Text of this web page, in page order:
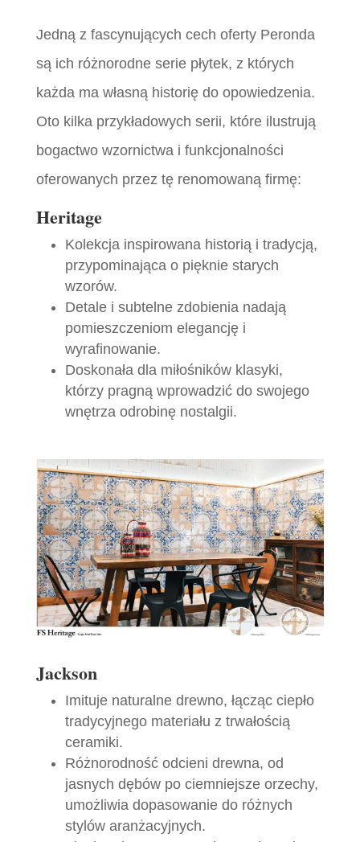
Jedną z fascynujących cech oferty Peronda
są ich różnorodne serie płytek, z których
każda ma własną historię do opowiedzenia.
Oto kilka przykładowych serii, które ilustrują
bogactwo wzornictwa i funkcjonalności
oferowanych przez tę renomowaną firmę:
Heritage
Kolekcja inspirowana historią i tradycją,
przypominająca o pięknie starych
wzorów.
Detale i subtelne zdobienia nadają
pomieszczeniom elegancję i
wyrafinowanie.
Doskonała dla miłośników klasyki,
którzy pragną wprowadzić do swojego
wnętrza odrobinę nostalgii.
Jackson
Imituje naturalne drewno, łącząc ciepło
tradycyjnego materiału z trwałością
ceramiki.
Różnorodność odcieni drewna, od
jasnych dębów po ciemniejsze orzechy,
umożliwia dopasowanie do różnych
stylów aranżacyjnych.